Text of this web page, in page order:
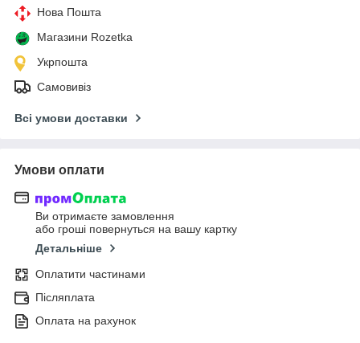
Нова Пошта
Магазини Rozetka
Укрпошта
Самовивіз
Всі умови доставки
Умови оплати
Ви отримаєте замовлення
або гроші повернуться на вашу картку
Детальніше
Оплатити частинами
Післяплата
Оплата на рахунок